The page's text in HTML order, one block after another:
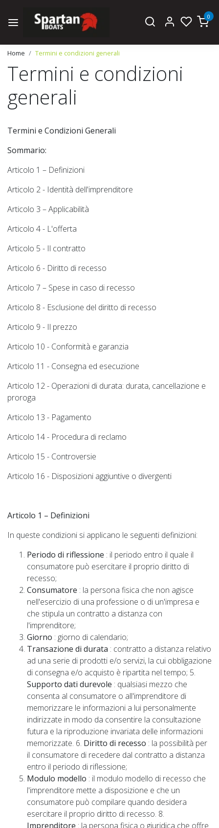
0
Home Termini e condizioni generali
Termini e condizioni
generali
Termini e Condizioni Generali
Sommario:
Articolo 1 – Definizioni
Articolo 2 - Identità dell'imprenditore
Articolo 3 – Applicabilità
Articolo 4 - L'offerta
Articolo 5 - Il contratto
Articolo 6 - Diritto di recesso
Articolo 7 – Spese in caso di recesso
Articolo 8 - Esclusione del diritto di recesso
Articolo 9 - Il prezzo
Articolo 10 - Conformità e garanzia
Articolo 11 - Consegna ed esecuzione
Articolo 12 - Operazioni di durata: durata, cancellazione e
proroga
Articolo 13 - Pagamento
Articolo 14 - Procedura di reclamo
Articolo 15 - Controversie
Articolo 16 - Disposizioni aggiuntive o divergenti
Articolo 1 – Definizioni
In queste condizioni si applicano le seguenti definizioni:
Periodo di riflessione : il periodo entro il quale il
consumatore può esercitare il proprio diritto di
recesso;
Consumatore : la persona fisica che non agisce
nell'esercizio di una professione o di un'impresa e
che stipula un contratto a distanza con
l'imprenditore;
Giorno : giorno di calendario;
Transazione di durata : contratto a distanza relativo
ad una serie di prodotti e/o servizi, la cui obbligazione
di consegna e/o acquisto è ripartita nel tempo; 5.
Supporto dati durevole : qualsiasi mezzo che
consenta al consumatore o all'imprenditore di
memorizzare le informazioni a lui personalmente
indirizzate in modo da consentire la consultazione
futura e la riproduzione invariata delle informazioni
memorizzate. 6. Diritto di recesso : la possibilità per
il consumatore di recedere dal contratto a distanza
entro il periodo di riflessione;
Modulo modello : il modulo modello di recesso che
l'imprenditore mette a disposizione e che un
consumatore può compilare quando desidera
esercitare il proprio diritto di recesso. 8.
Imprenditore : la persona fisica o giuridica che offre